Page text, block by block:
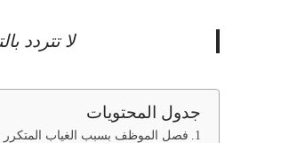
لا تتردد
جدول المحتويات
فصل الموظف بسبب الغياب المتكرر